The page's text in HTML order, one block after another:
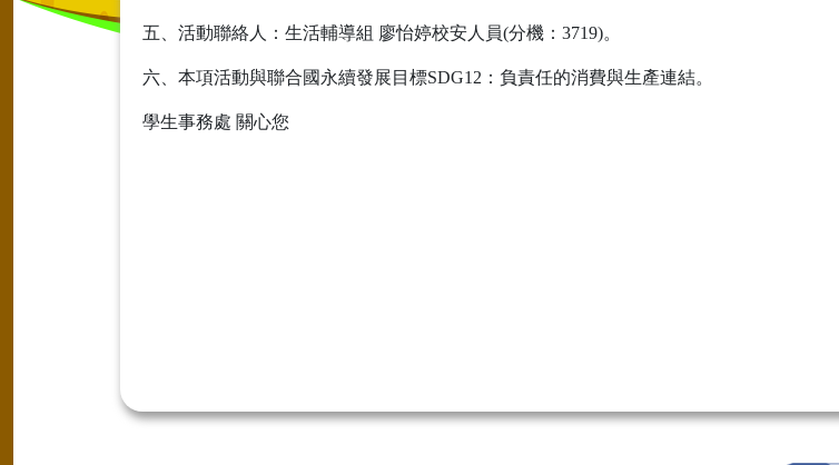
五、活動聯絡人：生活輔導組 廖怡婷校安人員(分機：3719)。
六、本項活動與聯合國永續發展目標SDG12：負責任的消費與生產連結。
學生事務處 關心您